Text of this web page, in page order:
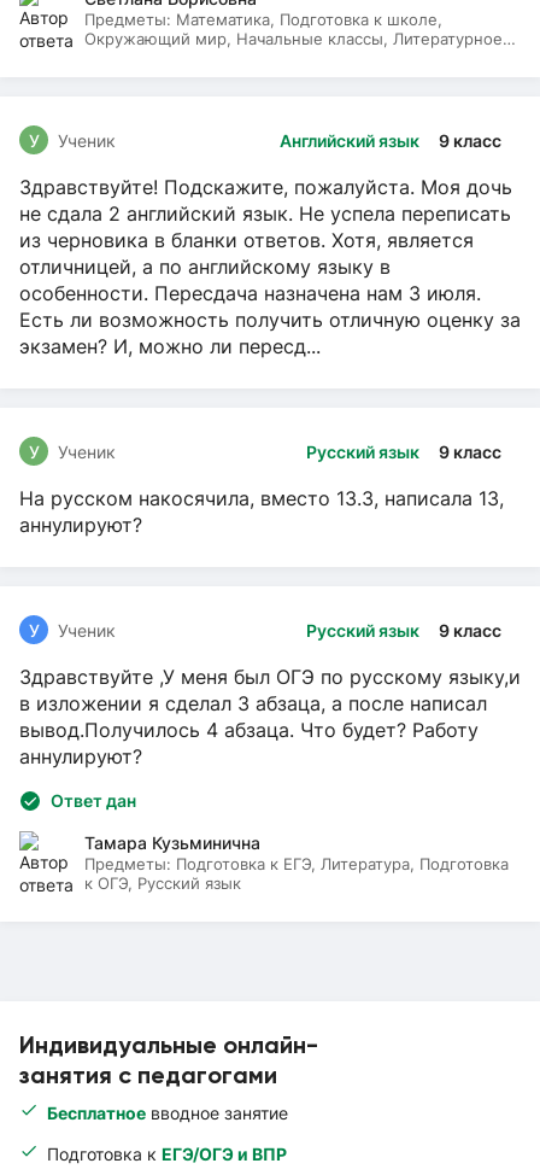
Индивидуальные онлайн-
занятия с педагогами
Бесплатное вводное занятие
Подготовка к ЕГЭ/ОГЭ и ВПР
Предметы: Математика, Подготовка к школе,
Окружающий мир, Начальные классы, Литературное
Английский язык 9 класс
У Ученик
Здравствуйте! Подскажите, пожалуйста. Моя дочь
не сдала 2 английский язык. Не успела переписать
из черновика в бланки ответов. Хотя, является
отличницей, а по английскому языку в
особенности. Пересдача назначена нам 3 июля.
Есть ли возможность получить отличную оценку за
экзамен? И, можно ли пересд...
Русский язык 9 класс
У Ученик
На русском накосячила, вместо 13.3, написала 13,
аннулируют?
Русский язык 9 класс
У Ученик
Здравствуйте ,У меня был ОГЭ по русскому языку,и
в изложении я сделал 3 абзаца, а после написал
вывод.Получилось 4 абзаца. Что будет? Работу
аннулируют?
Ответ дан
Тамара Кузьминична
Предметы: Подготовка к ЕГЭ, Литература, Подготовка
к ОГЭ, Русский язык